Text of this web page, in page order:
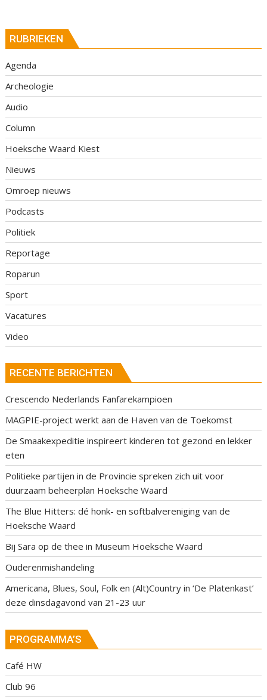
RUBRIEKEN
Agenda
Archeologie
Audio
Column
Hoeksche Waard Kiest
Nieuws
Omroep nieuws
Podcasts
Politiek
Reportage
Roparun
Sport
Vacatures
Video
RECENTE BERICHTEN
Crescendo Nederlands Fanfarekampioen
MAGPIE-project werkt aan de Haven van de Toekomst
De Smaakexpeditie inspireert kinderen tot gezond en lekker
eten
Politieke partijen in de Provincie spreken zich uit voor
duurzaam beheerplan Hoeksche Waard
The Blue Hitters: dé honk- en softbalvereniging van de
Hoeksche Waard
Bij Sara op de thee in Museum Hoeksche Waard
Ouderenmishandeling
Americana, Blues, Soul, Folk en (Alt)Country in ‘De Platenkast’
deze dinsdagavond van 21-23 uur
PROGRAMMA’S
Café HW
Club 96